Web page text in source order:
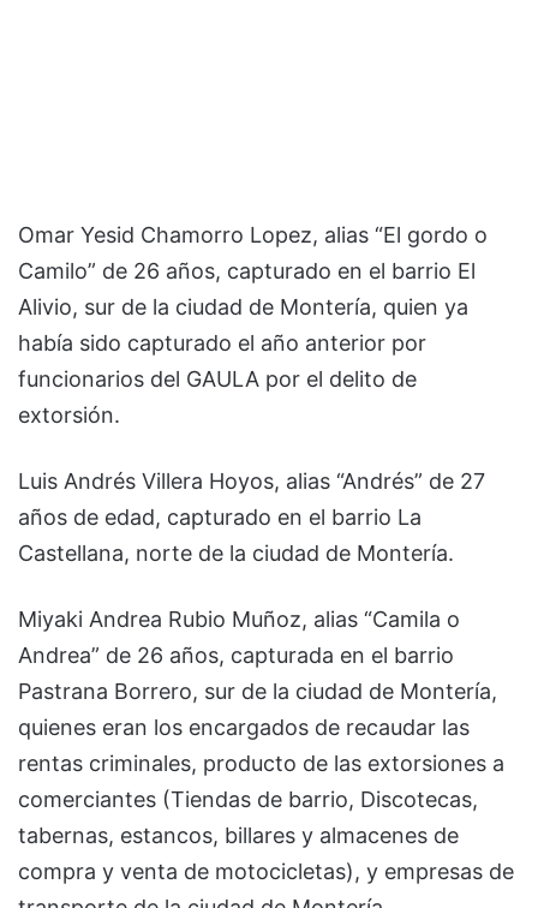
Omar Yesid Chamorro Lopez, alias “El gordo o
Camilo” de 26 años, capturado en el barrio El
Alivio, sur de la ciudad de Montería, quien ya
había sido capturado el año anterior por
funcionarios del GAULA por el delito de
extorsión.
Luis Andrés Villera Hoyos, alias “Andrés” de 27
años de edad, capturado en el barrio La
Castellana, norte de la ciudad de Montería.
Miyaki Andrea Rubio Muñoz, alias “Camila o
Andrea” de 26 años, capturada en el barrio
Pastrana Borrero, sur de la ciudad de Montería,
quienes eran los encargados de recaudar las
rentas criminales, producto de las extorsiones a
comerciantes (Tiendas de barrio, Discotecas,
tabernas, estancos, billares y almacenes de
compra y venta de motocicletas), y empresas de